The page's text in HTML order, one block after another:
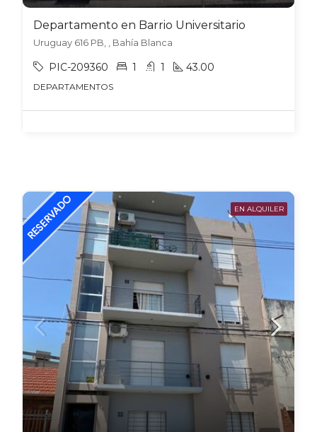
Departamento en Barrio Universitario
Uruguay 616 PB, , Bahía Blanca
PIC-209360 1 1 43.00
DEPARTAMENTOS
EN ALQUILER